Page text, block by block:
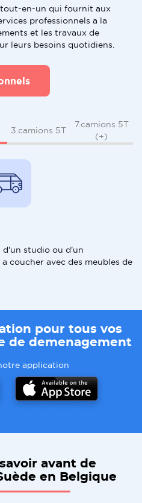
en-un qui fournit aux
professionnels a la
et les travaux de
leurs besoins quotidiens.
3.camions 5T
7.camions 5T
(+)
d'un studio ou d'un
coucher avec des meubles de
pour tous vos
de demenagement
application
avant de
en Belgique